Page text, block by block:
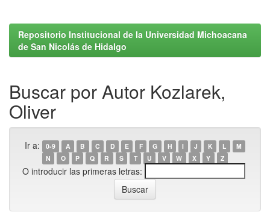
Repositorio Institucional de la Universidad Michoacana
de San Nicolás de Hidalgo
Buscar por Autor Kozlarek,
Oliver
Ir a: 0-9 A B C D E F G H I J K L
M
N
O P Q R S T U V W X Y Z
O introducir las primeras letras: